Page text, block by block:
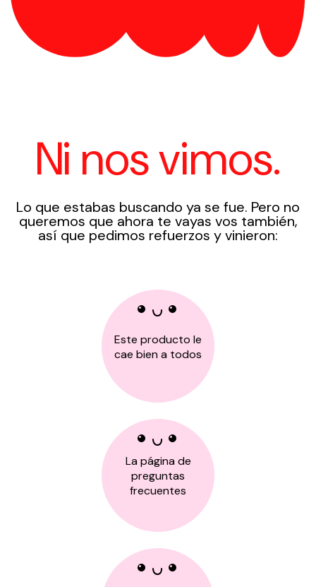
Ni nos vimos.
Lo que estabas buscando ya se fue. Pero no
queremos que ahora te vayas vos también,
así que pedimos refuerzos y vinieron:
Este producto le
cae bien a todos
La página de
preguntas
frecuentes